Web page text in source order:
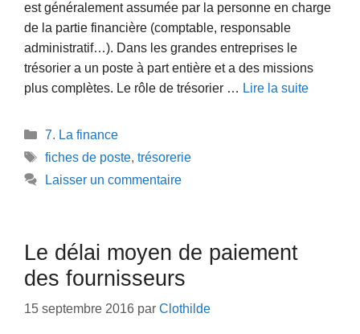
est généralement assumée par la personne en charge
de la partie financière (comptable, responsable
administratif…). Dans les grandes entreprises le
trésorier a un poste à part entière et a des missions
plus complètes. Le rôle de trésorier … Lire la suite
Catégories
7. La finance
Étiquettes
fiches de poste, trésorerie
Laisser un commentaire
Le délai moyen de paiement
des fournisseurs
15 septembre 2016 par Clothilde